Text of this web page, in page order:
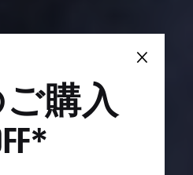
×
購入